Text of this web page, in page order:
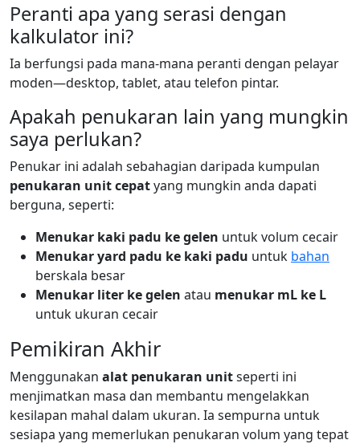
Peranti apa yang serasi dengan
kalkulator ini?
Ia berfungsi pada mana-mana peranti dengan pelayar
moden—desktop, tablet, atau telefon pintar.
Apakah penukaran lain yang mungkin
saya perlukan?
Penukar ini adalah sebahagian daripada kumpulan
penukaran unit cepatyang mungkin anda dapati
berguna, seperti:
Menukar kaki padu ke gelen untuk volum cecair
Menukar yard padu ke kaki padu untuk bahan
berskala besar
Menukar liter ke gelen atau menukar mL ke L
untuk ukuran cecair
Pemikiran Akhir
Menggunakan alat penukaran unitseperti ini
menjimatkan masa dan membantu mengelakkan
kesilapan mahal dalam ukuran. Ia sempurna untuk
sesiapa yang memerlukan penukaran volum yang tepat